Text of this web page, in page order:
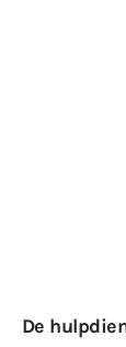
De